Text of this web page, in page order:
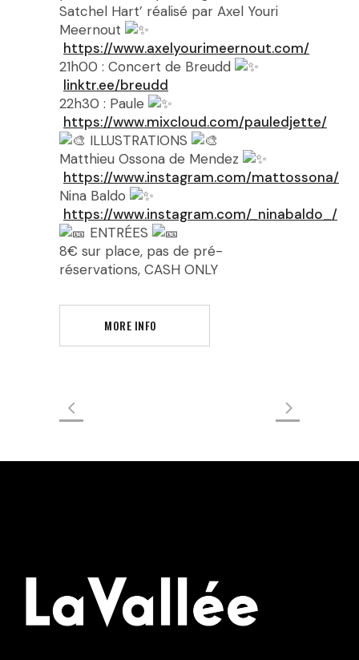
Satchel Hart’ réalisé par Axel Youri
Meernout
https://www.axelyourimeernout.com/
21h00 : Concert de Breudd
linktr.ee/breudd
22h30 : Paule
https://www.mixcloud.com/pauledjette/
ILLUSTRATIONS
Matthieu Ossona de Mendez
https://www.instagram.com/mattossona/
Nina Baldo
https://www.instagram.com/_ninabaldo_/
ENTRÉES
8€ sur place, pas de pré-
réservations, CASH ONLY
MORE INFO